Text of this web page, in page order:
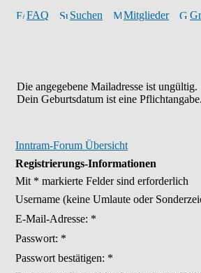
FAQ Suchen Mitglieder
Die angegebene Mailadresse ist ungültig.
Dein Geburtsdatum ist eine Pflichtangabe.
Inntram-Forum Übersicht
Registrierungs-Informationen
Mit * markierte Felder sind erforderlich
Username (keine Umlaute oder
E-Mail-Adresse: *
Passwort: *
Passwort bestätigen: *